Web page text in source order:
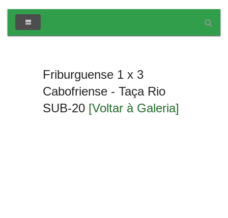
Friburguense 1 x 3
Cabofriense - Taça Rio
SUB-20 [Voltar à Galeria]